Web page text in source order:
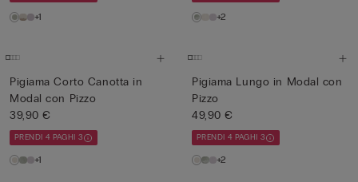
+1 +2
Pigiama Corto Canotta in
Modal con Pizzo
39,90 €
PRENDI 4 PAGHI 3
+1
Pigiama Lungo in Modal con
Pizzo
49,90 €
PRENDI 4 PAGHI 3
+2